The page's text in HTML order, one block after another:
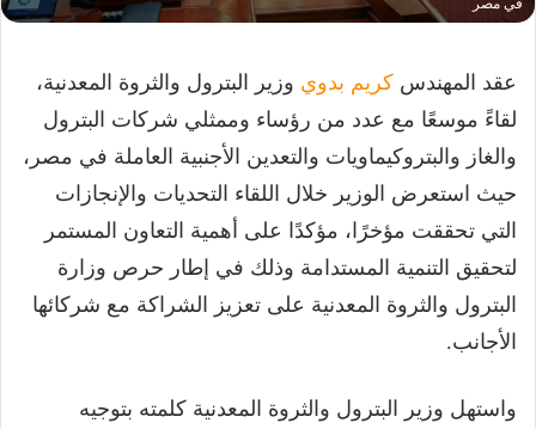
في مصر
عقد المهندس كريم بدوي وزير البترول والثروة المعدنية،
لقاءً موسعًا مع عدد من رؤساء وممثلي شركات البترول
والغاز والبتروكيماويات والتعدين الأجنبية العاملة في مصر،
حيث استعرض الوزير خلال اللقاء التحديات والإنجازات
التي تحققت مؤخرًا، مؤكدًا على أهمية التعاون المستمر
لتحقيق التنمية المستدامة وذلك في إطار حرص وزارة
البترول والثروة المعدنية على تعزيز الشراكة مع شركائها
الأجانب.
واستهل وزير البترول والثروة المعدنية كلمته بتوجيه